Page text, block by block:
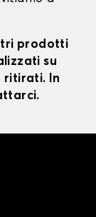
prodotti
su
ritirati. In